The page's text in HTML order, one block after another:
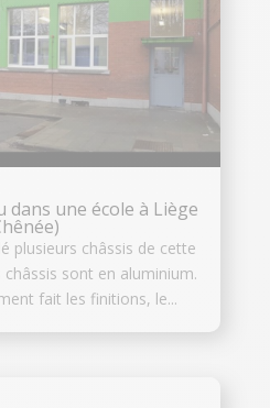
dans une école à Liège
plusieurs châssis de cette
châssis sont en aluminium.
fait les finitions, le...